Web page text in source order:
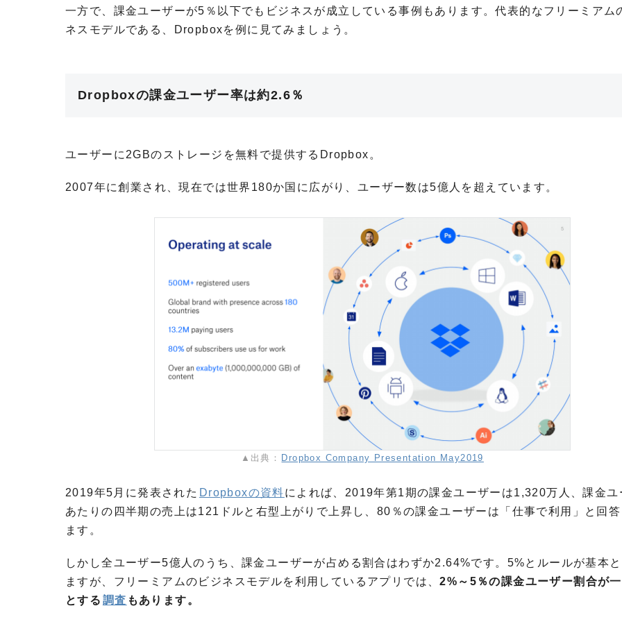
一方で、課金ユーザーが5％以下でもビジネスが成立している事例もあります。代表的なフリーミアム
ネスモデルである、Dropboxを例に見てみましょう。
Dropboxの課金ユーザー率は約2.6％
ユーザーに2GBのストレージを無料で提供するDropbox。
2007年に創業され、現在では世界180か国に広がり、ユーザー数は5億人を超えています。
▲出典： Dropbox Company Presentation May2019
2019年5月に発表された Dropboxの資料によれば、2019年第1期の課金ユーザーは1,320万人、課金ユ
あたりの四半期の売上は121ドルと右型上がりで上昇し、80％の課金ユーザーは「仕事で利用」と回
ます。
しかし全ユーザー5億人のうち、課金ユーザーが占める割合はわずか2.64%です。5%とルールが基本
ますが、フリーミアムのビジネスモデルを利用しているアプリでは、2%～5％の課金ユーザー割合が
とする 調査 もあります。